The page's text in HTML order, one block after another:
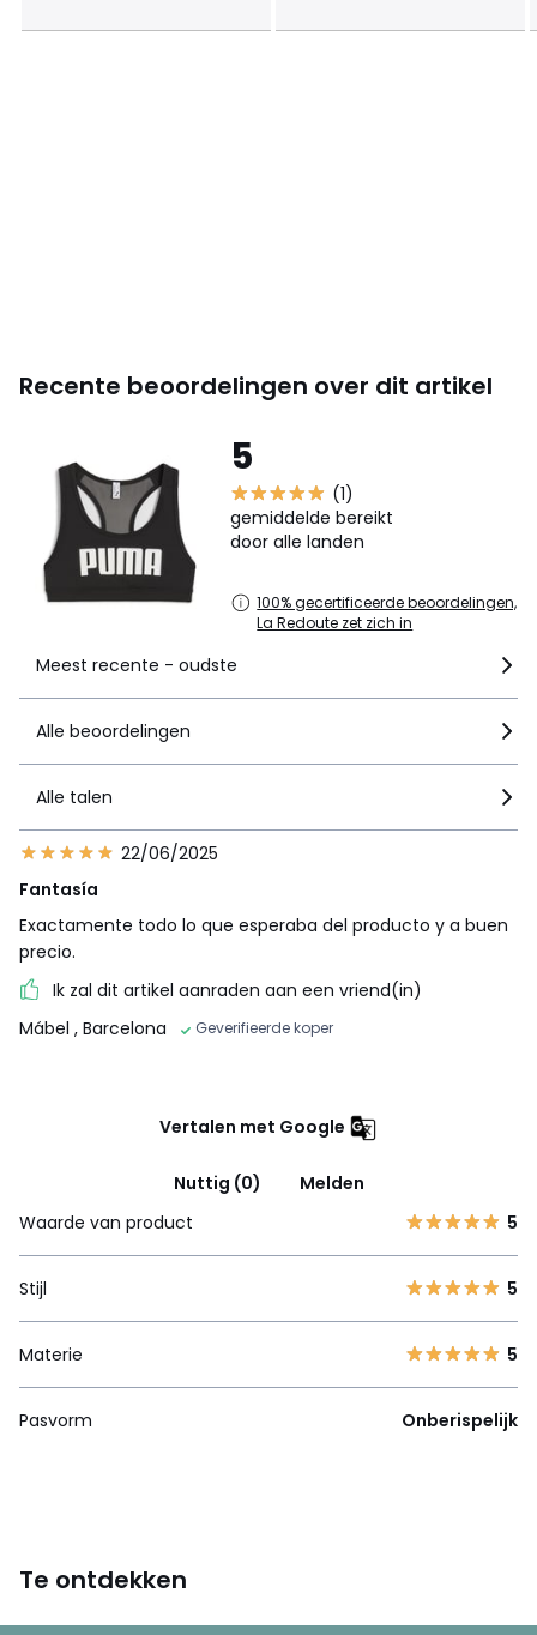
Recente beoordelingen over dit artikel
5
(1)
gemiddelde bereikt
door alle landen
100% gecertificeerde beoordelingen,
La Redoute zet zich in
Meest recente - oudste
Alle beoordelingen
Alle talen
22/06/2025
Fantasía
Exactamente todo lo que esperaba del producto y a buen
precio.
Ik zal dit artikel aanraden aan een vriend(in)
Mábel , Barcelona Geverifieerde koper
Vertalen met Google
Nuttig (0)
Melden
Waarde van product
5
Stijl 5
Materie 5
Pasvorm Onberispelijk
Te ontdekken